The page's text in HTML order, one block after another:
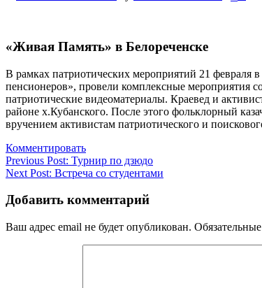
«Живая Память» в Белореченске
В рамках патриотических мероприятий 21 февраля
пенсионеров», провели комплексные мероприятия
патриотические видеоматериалы. Краевед и
районе х.Кубанского. После этого фольклорный
вручением активистам патриотического и
Комментировать
Навигация
по
записям
Previous Post: Турнир по дзюдо
Next Post: Встреча со студентами
Добавить комментарий
Ваш адрес email не будет опубликован.